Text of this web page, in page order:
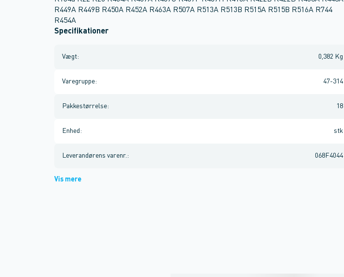
R449A R449B R450A R452A R463A R507A R513A R513B R515A R515B R516A R744
R454A
Specifikationer
Vægt: 0,382 Kg
Varegruppe: 47-314
Pakkestørrelse: 18
Enhed : stk
Leverandørens varenr. : 068F4044
Vis mere